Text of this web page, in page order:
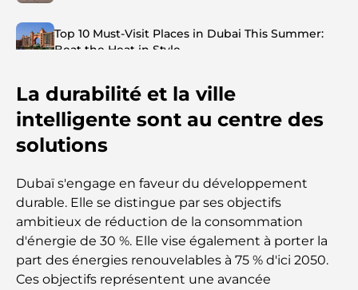
Top 10 Must-Visit Places in Dubai This Summer:
Beat the Heat in Style
Top 7 Busiest Airports in the World: Hub of Global
Abu Dhabi vs Dubai: A Practical Comparison for
Best Schools in Downtown Dubai: A Guide for
Families
Que faire à Dubaï en été : le guide ultime pour
profiter de la chaleur
La durabilité et la ville
intelligente sont au centre des
solutions
Dubaï s'engage en faveur du développement
durable. Elle se distingue par ses objectifs
ambitieux de réduction de la consommation
d'énergie de 30 %. Elle vise également à porter la
part des énergies renouvelables à 75 % d'ici 2050.
Ces objectifs représentent une avancée